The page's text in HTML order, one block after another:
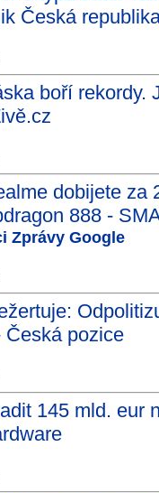
Česká
boří rekordy.
dobijete za
888 -
Zprávy Google
Česká pozice
145 mld. eur